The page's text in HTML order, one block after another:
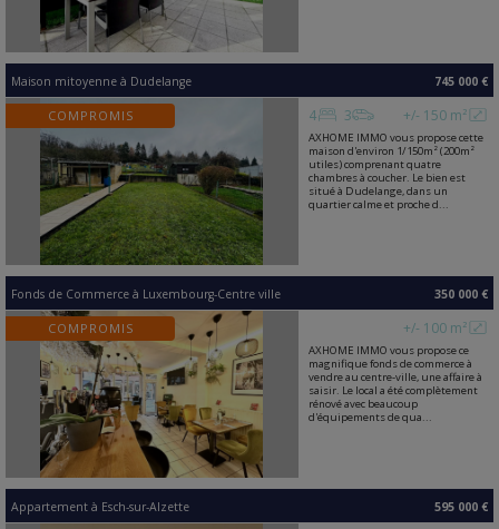
Maison mitoyenne à Dudelange 745 000 €
COMPROMIS +/- 150 m²
4 3
AXHOME IMMO vous propose cette
maison d'environ 1/150m² (200m²
utiles) comprenant quatre
chambres à coucher. Le bien est
situé à Dudelange, dans un
quartier calme et proche d...
Fonds de Commerce à Luxembourg-Centre ville 350 000 €
COMPROMIS +/- 100 m²
AXHOME IMMO vous propose ce
magnifique fonds de commerce à
vendre au centre-ville, une affaire à
saisir. Le local a été complètement
rénové avec beaucoup
d'équipements de qua...
Appartement à Esch-sur-Alzette 595 000 €